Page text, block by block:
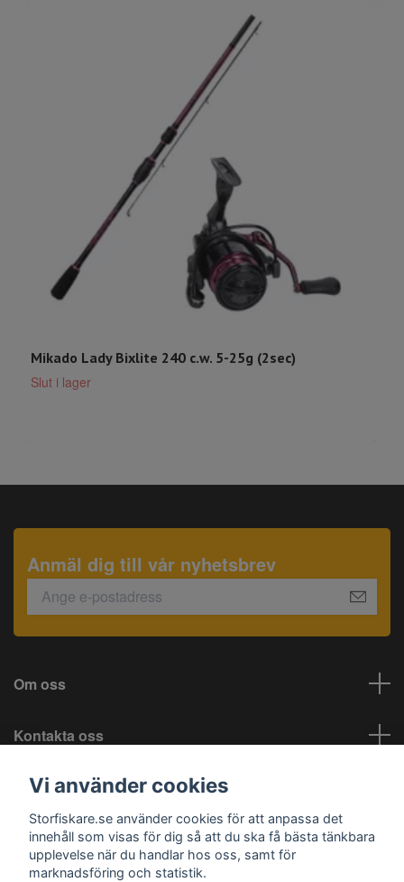
Mikado Lady Bixlite 240 c.w. 5-25g (2sec)
Slut i lager
Anmäl dig till vår nyhetsbrev
Om oss
Kontakta oss
Information
Sociala medier
Vi använder cookies
Storfiskare.se använder cookies för att anpassa det
innehåll som visas för dig så att du ska få bästa tänkbara
upplevelse när du handlar hos oss, samt för
marknadsföring och statistik.